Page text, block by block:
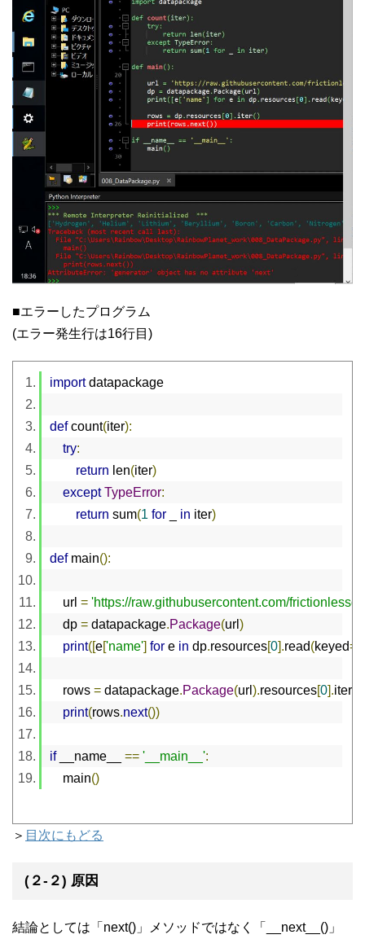
■エラーしたプログラム
(エラー発生行は16行目)
import datapackage
def count(iter):
try:
return len(iter)
except TypeError:
return sum(1 for in iter)
def main():
    url
= 'https://raw.githubusercontent.com/
    dp
= datapackage.Package(url )
print([e['name'] for e in dp.resources[0].read(keyed=
    rows
= datapackage.Package(url ).resources[0].iter
print(rows.next())
if __name__ == '__main__':
    main
()
＞ 目次にもどる
(２-２) 原因
結論としては「next()」メソッドではなく「__next__()」